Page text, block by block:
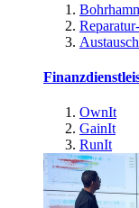
OwnIt
GainIt
RunIt